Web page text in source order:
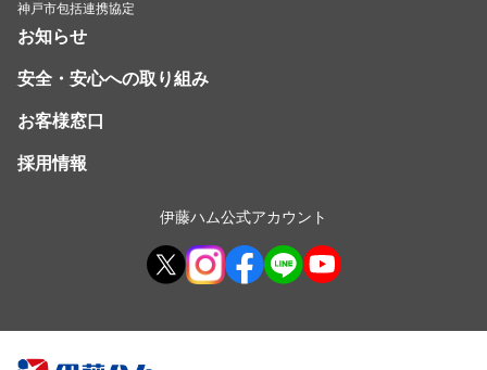
神戸市包括連携協定
お知らせ
安全・安心への取り組み
お客様窓口
採用情報
伊藤ハム公式アカウント